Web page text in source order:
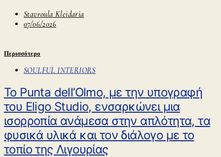
Stavroula Kleidaria
07/06/2026
Περισσότερο
SOULFUL INTERIORS
Το Punta dell’Olmo, με την υπογραφή
του Eligo Studio, ενσαρκώνει μια
ισορροπία ανάμεσα στην απλότητα, τα
φυσικά υλικά και τον διάλογο με το
τοπίο της Λιγουρίας